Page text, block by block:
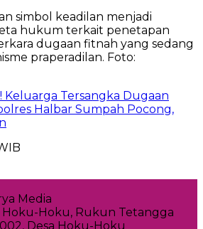
Keluarga Tersangka Dugaan
Halbar Sumpah Pocong,
Media
Hoku-Hoku, Rukun Tetangga
Desa Hoku-Hoku